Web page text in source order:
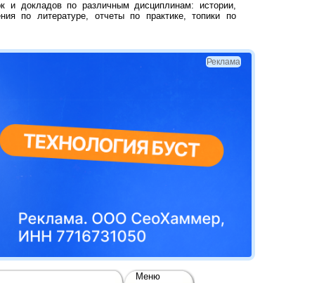
и докладов по различным дисциплинам: истории,
по литературе, отчеты по практике, топики по
Реклама
Меню